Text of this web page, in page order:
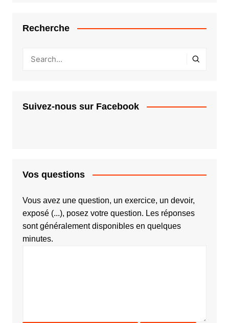
Recherche
Suivez-nous sur Facebook
Vos questions
Vous avez une question, un exercice, un devoir,
exposé (...), posez votre question. Les réponses
sont généralement disponibles en quelques
minutes.